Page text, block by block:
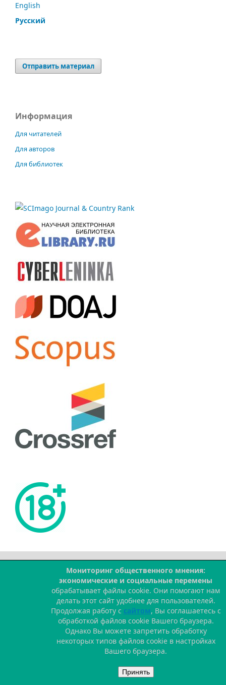
English
Русский
Отправить материал
Информация
Для читателей
Для авторов
Для библиотек
Мониторинг общественного мнения:
экономические и социальные перемены
обрабатывает файлы cookie. Они помогают нам
делать этот сайт удобнее для пользователей.
Продолжая работу с сайтом, Вы соглашаетесь с
обработкой файлов cookie Вашего браузера.
Однако Вы можете запретить обработку
некоторых типов файлов cookie в настройках
Вашего браузера.
Принять